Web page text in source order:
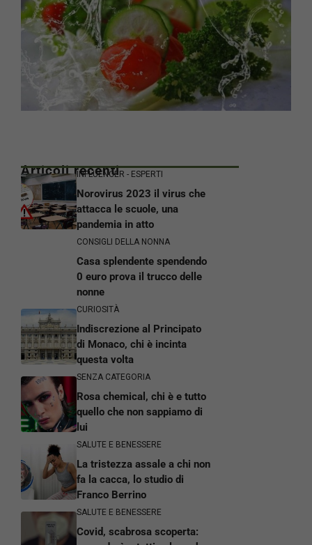
Articoli recentiINFLUENCER - ESPERTI
Norovirus 2023 il virus che
attacca le scuole, una
pandemia in atto
CONSIGLI DELLA NONNA
Casa splendente spendendo
0 euro prova il trucco delle
nonne
CURIOSITÀ
Indiscrezione al Principato
di Monaco, chi è incinta
questa volta
SENZA CATEGORIA
Rosa chemical, chi è e tutto
quello che non sappiamo di
lui
SALUTE E BENESSERE
La tristezza assale a chi non
fa la cacca, lo studio di
Franco Berrino
SALUTE E BENESSERE
Covid, scabrosa scoperta: